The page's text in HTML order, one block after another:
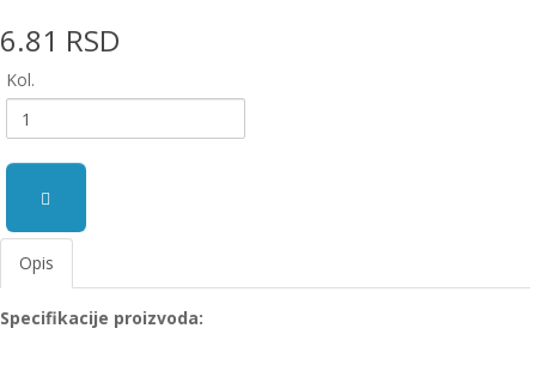
aparati
zavarivanje
Prenosni
računari
Pribor
za
zavarivanje
Alati
6.81 RSD
Kol.
Opis
Specifikacije proizvoda: